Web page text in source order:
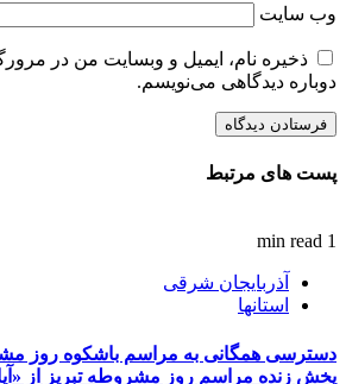
وب‌ سایت
ذخیره نام، ایمیل و وبسایت من در
دوباره دیدگاهی می‌نویسم.
پست های مرتبط
1 min read
آذربایجان شرقی
استانها
دسترسی همگانی به مراسم باشکوه روز
پخش زنده مراسم روز مشروطه تبریز از